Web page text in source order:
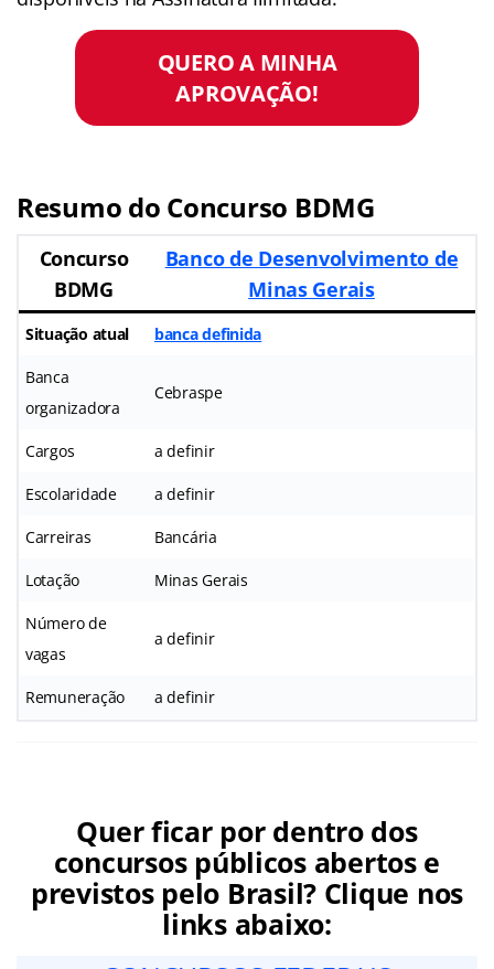
QUERO A MINHA
APROVAÇÃO!
Resumo do Concurso BDMG
Concurso
BDMG
Banco de Desenvolvimento de
Minas Gerais
Situação atual banca definida
Banca
organizadora
Cebraspe
Cargos a definir
Escolaridade a definir
Carreiras Bancária
Lotação Minas Gerais
Número de
vagas
a definir
Remuneração a definir
Quer ficar por dentro dos
concursos públicos abertos e
previstos pelo Brasil? Clique nos
links abaixo: